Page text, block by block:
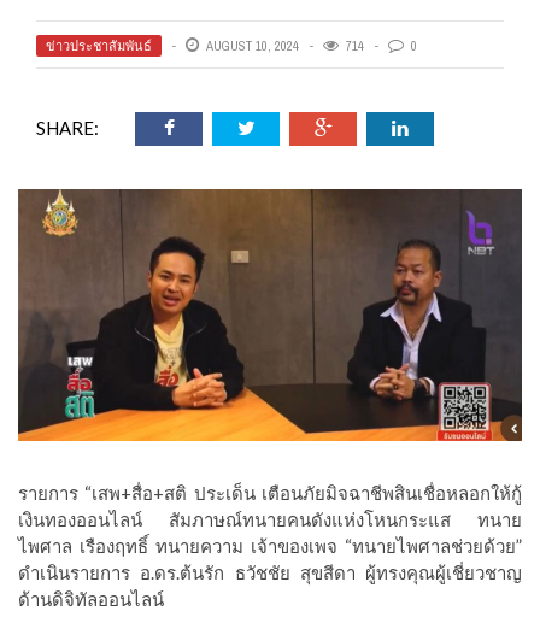
ข่าวประชาสัมพันธ์ AUGUST 10, 2024 714 0
SHARE:
รายการ “เสพ+สื่อ+สติ ประเด็น เตือนภัยมิจฉาชีพสินเชื่อหลอกให้กู้
เงินทองออนไลน์ สัมภาษณ์ทนายคนดังแห่งโหนกระแส ทนาย
ไพศาล เรืองฤทธิ์ ทนายความ เจ้าของเพจ “ทนายไพศาลช่วยด้วย”
ดำเนินรายการ อ.ดร.ต้นรัก ธวัชชัย สุขสีดา ผู้ทรงคุณผู้เชี่ยวชาญ
ด้านดิจิทัลออนไลน์